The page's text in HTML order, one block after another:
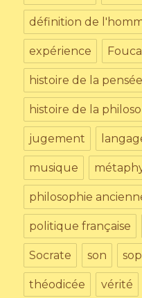
définition de
expérience
histoire de la
histoire de la
jugement
musique
philosophie
politique française
Socrate son
théodicée vérité